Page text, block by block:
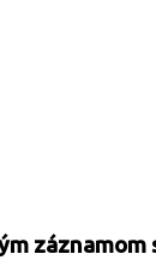
záznamom